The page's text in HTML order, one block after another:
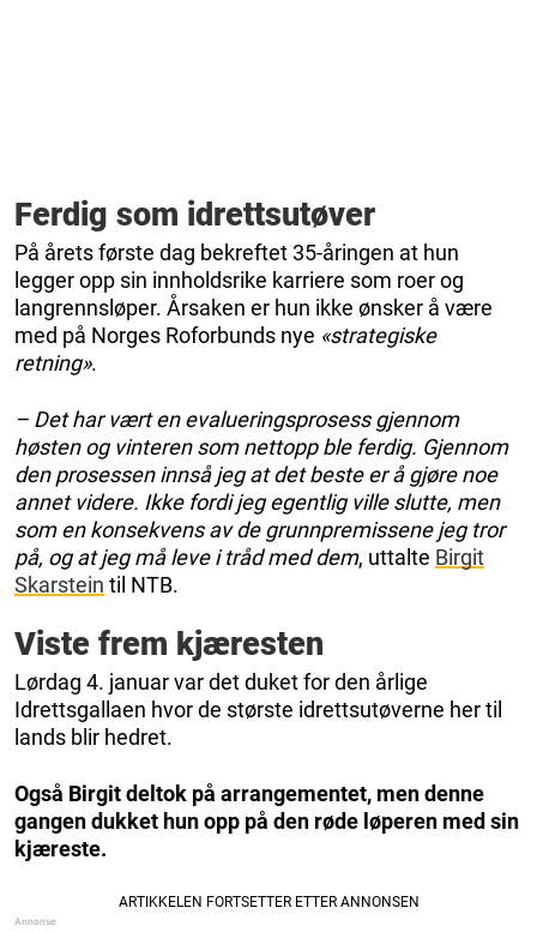
Ferdig som idrettsutøver
På årets første dag bekreftet 35-åringen at hun
legger opp sin innholdsrike karriere som roer og
langrennsløper. Årsaken er hun ikke ønsker å være
med på Norges Roforbunds nye «strategiske
retning».
– Det har vært en evalueringsprosess gjennom
høsten og vinteren som nettopp ble ferdig. Gjennom
den prosessen innså jeg at det beste er å gjøre noe
annet videre. Ikke fordi jeg egentlig ville slutte, men
som en konsekvens av de grunnpremissene jeg tror
på, og at jeg må leve i tråd med dem, uttalte Birgit
Skarstein til NTB.
Viste frem kjæresten
Lørdag 4. januar var det duket for den årlige
Idrettsgallaen hvor de største idrettsutøverne her til
lands blir hedret.
Også Birgit deltok på arrangementet, men denne
gangen dukket hun opp på den røde løperen med sin
kjæreste.